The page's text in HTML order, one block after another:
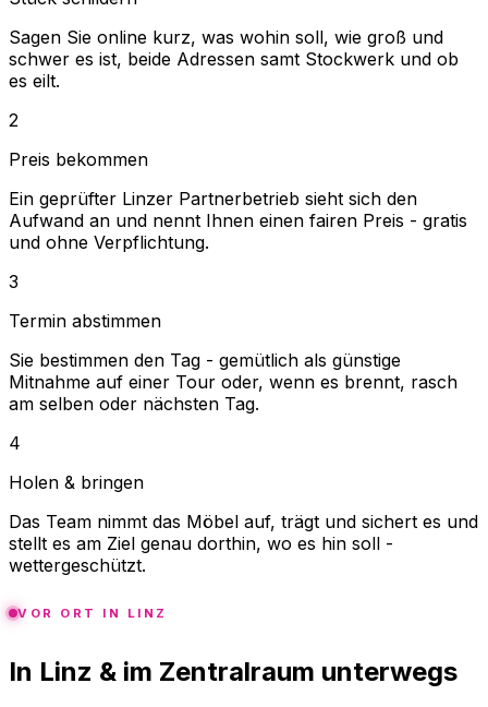
Sagen Sie online kurz, was wohin soll, wie groß und
schwer es ist, beide Adressen samt Stockwerk und ob
es eilt.
2
Preis bekommen
Ein geprüfter Linzer Partnerbetrieb sieht sich den
Aufwand an und nennt Ihnen einen fairen Preis - gratis
und ohne Verpflichtung.
3
Termin abstimmen
Sie bestimmen den Tag - gemütlich als günstige
Mitnahme auf einer Tour oder, wenn es brennt, rasch
am selben oder nächsten Tag.
4
Holen & bringen
Das Team nimmt das Möbel auf, trägt und sichert es und
stellt es am Ziel genau dorthin, wo es hin soll -
wettergeschützt.
VOR ORT IN LINZ
In Linz & im Zentralraum unterwegs